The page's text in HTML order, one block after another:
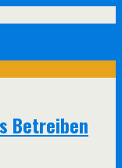
Betreiben